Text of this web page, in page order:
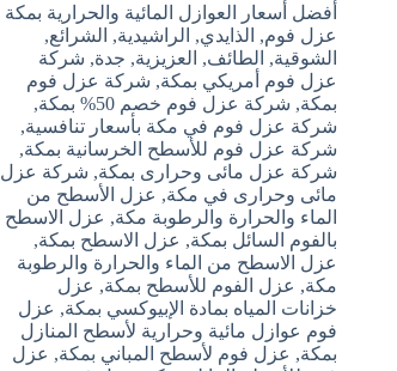
أفضل أسعار العوازل المائية والحرارية بمكة
عزل فوم, الذايدي, الراشيدية, الشرائع,
الشوقية, الطائف, العزيزية, جدة, شركة
عزل فوم أمريكي بمكة, شركة عزل فوم
بمكة, شركة عزل فوم خصم 50% بمكة
,
شركة عزل فوم في مكة بأسعار تنافسية,
شركة عزل فوم للأسطح الخرسانية بمكة,
شركة عزل مائى وحرارى بمكة, شركة عزل
مائى وحرارى في مكة, عزل الأسطح من
الماء والحرارة والرطوبة مكة, عزل الاسطح
بالفوم السائل بمكة, عزل الاسطح بمكة,
عزل الاسطح من الماء والحرارة والرطوبة
مكة, عزل الفوم للأسطح بمكة, عزل
خزانات المياه بمادة الإبيوكسي بمكة, عزل
فوم عوازل مائية وحرارية لأسطح المنازل
بمكة, عزل فوم لأسطح المباني بمكة, عزل